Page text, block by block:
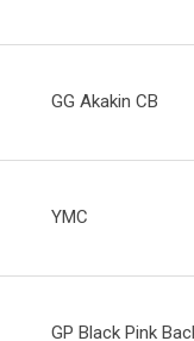
GG Akakin CB
YMC
GP Black Pink